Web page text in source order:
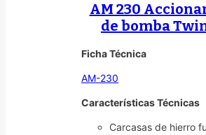
AM 230
de bomba
Ficha Técnica
AM-230
Características Técnicas
Carcasas de hierro